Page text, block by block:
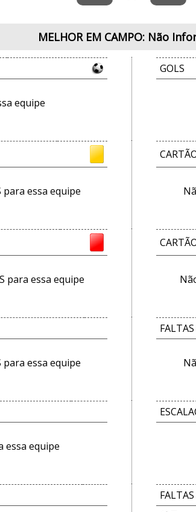
MELHOR EM CAMPO: Não
equipe
GOLS
para essa equipe
para essa equipe
para essa equipe
essa equipe